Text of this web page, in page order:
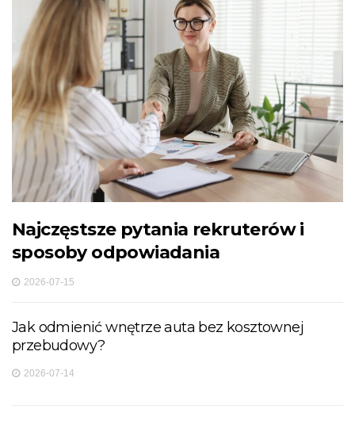
Najczęstsze pytania rekruterów i
sposoby odpowiadania
2026-07-15
Jak odmienić wnętrze auta bez kosztownej
przebudowy?
2026-07-14